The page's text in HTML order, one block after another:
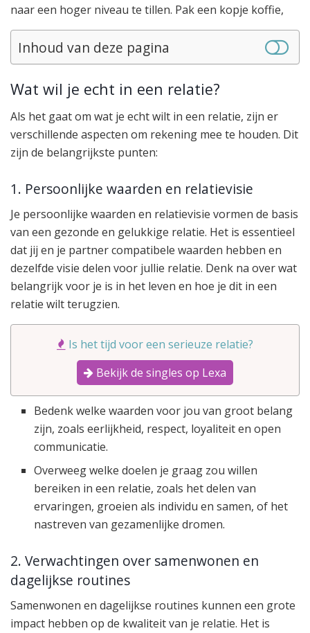
naar een hoger niveau te tillen. Pak een kopje koffie,
Inhoud van deze pagina
Wat wil je echt in een relatie?
Als het gaat om wat je echt wilt in een relatie, zijn er
verschillende aspecten om rekening mee te houden. Dit
zijn de belangrijkste punten:
1. Persoonlijke waarden en relatievisie
Je persoonlijke waarden en relatievisie vormen de basis
van een gezonde en gelukkige relatie. Het is essentieel
dat jij en je partner compatibele waarden hebben en
dezelfde visie delen voor jullie relatie. Denk na over wat
belangrijk voor je is in het leven en hoe je dit in een
relatie wilt terugzien.
Is het tijd voor een serieuze relatie?
Bekijk de singles op Lexa
Bedenk welke waarden voor jou van groot belang
zijn, zoals eerlijkheid, respect, loyaliteit en open
communicatie.
Overweeg welke doelen je graag zou willen
bereiken in een relatie, zoals het delen van
ervaringen, groeien als individu en samen, of het
nastreven van gezamenlijke dromen.
2. Verwachtingen over samenwonen en
dagelijkse routines
Samenwonen en dagelijkse routines kunnen een grote
impact hebben op de kwaliteit van je relatie. Het is